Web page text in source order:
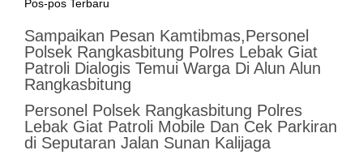
Pos-pos Terbaru
Sampaikan Pesan Kamtibmas,Personel
Polsek Rangkasbitung Polres Lebak Giat
Patroli Dialogis Temui Warga Di Alun Alun
Rangkasbitung
Personel Polsek Rangkasbitung Polres
Lebak Giat Patroli Mobile Dan Cek Parkiran
di Seputaran Jalan Sunan Kalijaga